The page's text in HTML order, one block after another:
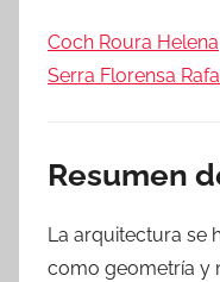
Coch Roura Helena
Serra Florensa
Resumen
La arquitectura se
como geometría y